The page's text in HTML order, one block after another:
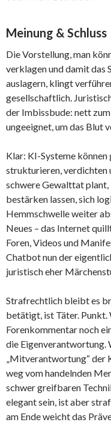
Meinung & Schluss
Die Vorstellung, man
verklagen und damit das
auslagern, klingt
gesellschaftlich.
der Imbissbude: nett
ungeeignet, um das Blut
Klar: KI-Systeme
strukturieren, verdichten
schwere Gewalttat plant,
bestärken lassen, sich
Hemmschwelle weiter
Neues – das Internet
Foren, Videos und
Chatbot nun der
juristisch eher
Strafrechtlich bleibt es
betätigt, ist Täter. Punkt.
Forenkommentar noch
die Eigenverantwortung.
„Mitverantwortung“ der
weg vom handelnden
schwer greifbaren
elegant sein, ist aber
am Ende weicht das